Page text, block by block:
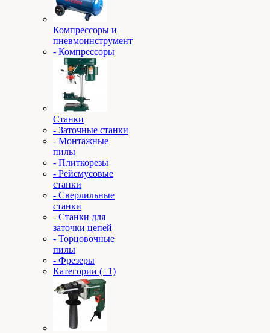
Компрессоры и
пневмоинструмент
- Компрессоры
Станки
- Заточные станки
- Монтажные
пилы
- Плиткорезы
- Рейсмусовые
станки
- Сверлильные
станки
- Станки для
заточки цепей
- Торцовочные
пилы
- Фрезеры
Категории (+1)